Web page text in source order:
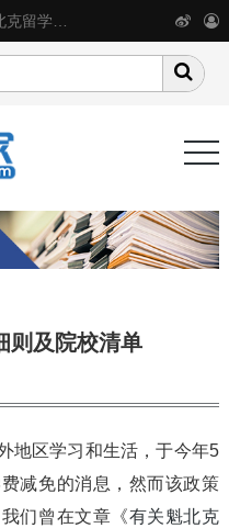
生活信息
则及院校清单
地区学习和生活，于今年5
减免的消息，然而该政策
们曾在文章《有关魁北克